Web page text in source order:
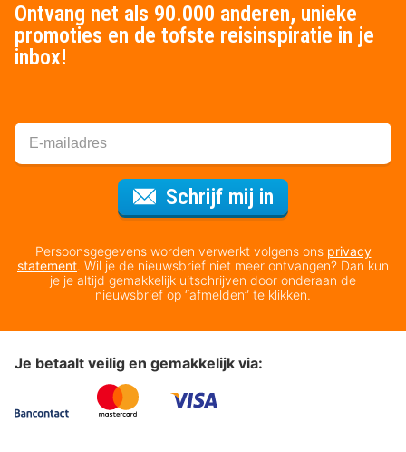
Ontvang net als 90.000 anderen, unieke
promoties en de tofste reisinspiratie in je
inbox!
Schrijf mij in
Persoonsgegevens worden verwerkt volgens ons privacy
statement. Wil je de nieuwsbrief niet meer ontvangen? Dan kun
je je altijd gemakkelijk uitschrijven door onderaan de
nieuwsbrief op “afmelden” te klikken.
Je betaalt veilig en gemakkelijk via: